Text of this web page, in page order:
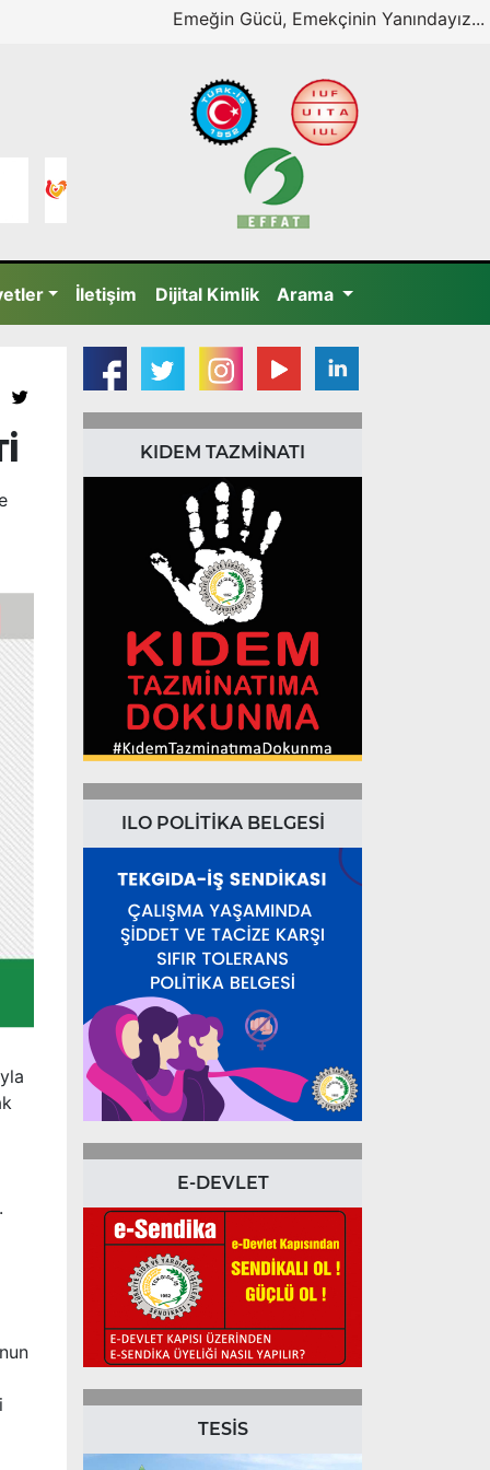
Emeğin Gücü, Emekçinin Yanındayız...
İletişim Dijital Kimlik Arama
KIDEM TAZMİNATI
ILO POLİTİKA BELGESİ
E-DEVLET
TESİS